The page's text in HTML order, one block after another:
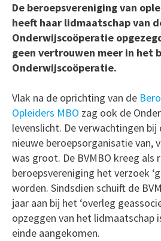
De beroepsvereniging van
heeft haar lidmaatschap van
Onderwijscoöperatie
geen vertrouwen meer in het
Onderwijscoöperatie.
Vlak na de oprichting van de
Opleiders MBO zag ook de
levenslicht. De verwachtingen bij
nieuwe beroepsorganisatie van,
was groot. De BVMBO kreeg als
beroepsvereniging het verzoek
worden. Sindsdien schuift de
jaar aan bij het ‘overleg
opzeggen van het lidmaatschap
einde aangekomen.